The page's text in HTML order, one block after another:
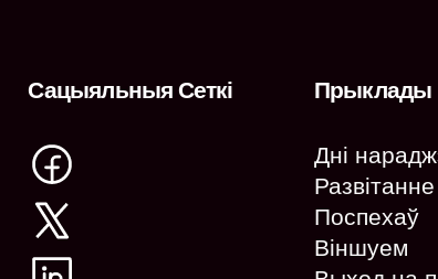
Сацыяльныя Сеткі Прыклады
Дні
Развітанне
Поспехаў
Віншуем